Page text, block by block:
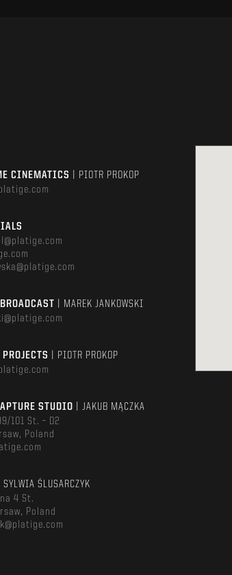
CINEMATICS
| PIOTR PROKOP
| MAREK JANKOWSKI
| PIOTR PROKOP
STUDIO
| JAKUB MĄCZKA
101 St. – D2
Poland
| SYLWIA ŚLUSARCZYK
4 St.
Poland